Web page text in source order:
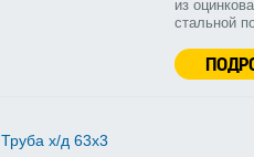
из
стальной
Труба х/д 63x3